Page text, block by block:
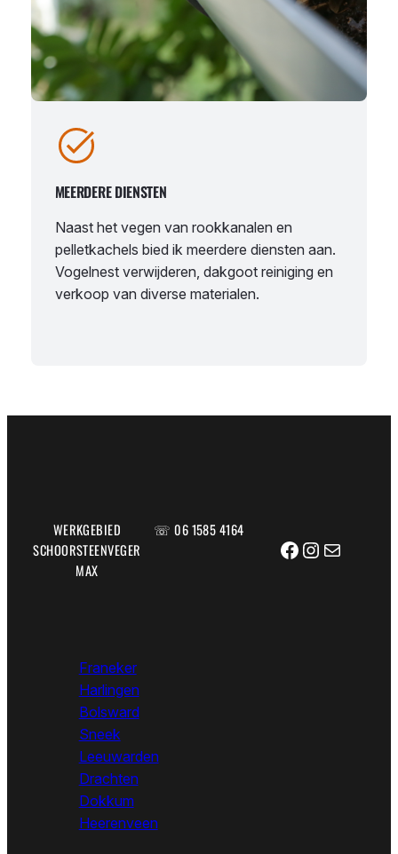
MEERDERE DIENSTEN
Naast het vegen van rookkanalen en
pelletkachels bied ik meerdere diensten aan.
Vogelnest verwijderen, dakgoot reiniging en
verkoop van diverse materialen.
WERKGEBIED
SCHOORSTEENVEGER
MAX
☏ 06 1585 4164
Facebook
Instagram
E-mail
Franeker
Harlingen
Bolsward
Sneek
Leeuwarden
Drachten
Dokkum
Heerenveen